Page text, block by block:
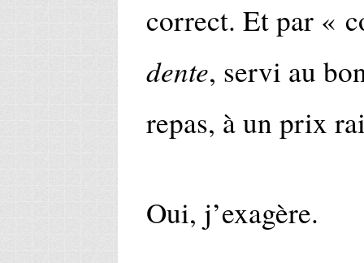
correct. Et par «
dente, servi au
repas, à un prix
Oui, j’exagère.